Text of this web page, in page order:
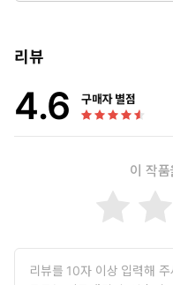
사들을 많은 분들과 함께 나
리뷰
4.6 구매자 별점
이 작